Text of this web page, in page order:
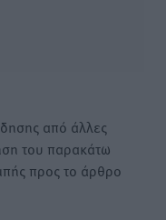
από άλλες
του παρακάτω
προς το άρθρο